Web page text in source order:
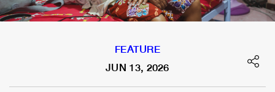
FEATURE
JUN 13, 2026